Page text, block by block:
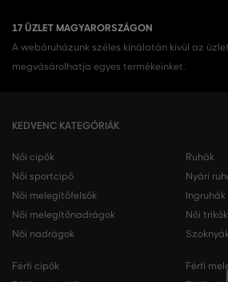
17 ÜZLET MAGYARORSZÁGON
A webáruházunk széles kínálatán kívül az
megvásárolhatja egyes termékeinket.
KEDVENC KATEGÓRIÁK
Női cipők
Női sportcipő
Női melegítőfelsők
Női melegítőnadrágok
Női nadrágok
Ruhák
Nyári
Ingruhák
Női trikók
Férfi cipők
Férfi